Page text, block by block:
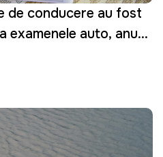
de conducere au fost
auto, anunţă